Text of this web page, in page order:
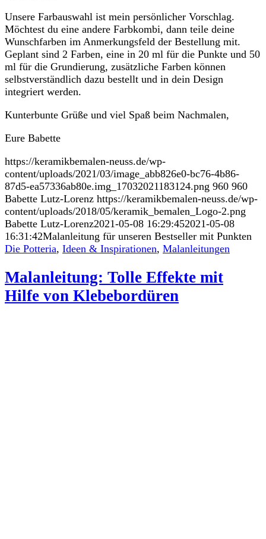
Unsere Farbauswahl ist mein persönlicher Vorschlag.
Möchtest du eine andere Farbkombi, dann teile deine
Wunschfarben im Anmerkungsfeld der Bestellung mit.
Geplant sind 2 Farben, eine in 20 ml für die Punkte und 50
ml für die Grundierung, zusätzliche Farben können
selbstverständlich dazu bestellt und in dein Design
integriert werden.
Kunterbunte Grüße und viel Spaß beim Nachmalen,
Eure Babette
https://keramikbemalen-neuss.de/wp-
content/uploads/2021/03/image_abb826e0-bc76-4b86-
87d5-ea57336ab80e.img_17032021183124.png 960 960
Babette Lutz-Lorenz https://keramikbemalen-neuss.de/wp-
content/uploads/2018/05/keramik_bemalen_Logo-2.png
Babette Lutz-Lorenz2021-05-08 16:29:452021-05-08
16:31:42Malanleitung für unseren Bestseller mit Punkten
Die Potteria, Ideen & Inspirationen, Malanleitungen
Malanleitung: Tolle Effekte mit
Hilfe von Klebebordüren